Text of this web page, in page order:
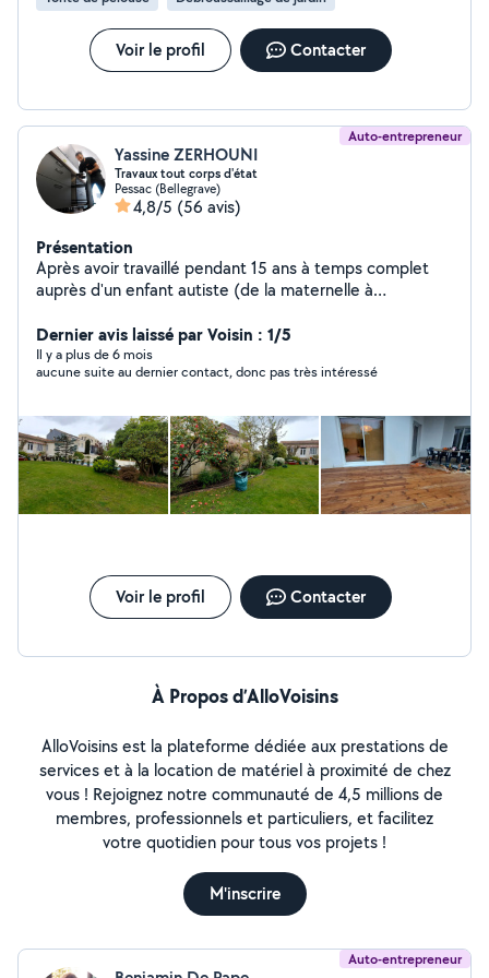
Voir le profil Contacter
Auto-entrepreneur
Yassine ZERHOUNI
Travaux tout corps d'état
Pessac (Bellegrave)
4,8/5 (56 avis)
Présentation
Après avoir travaillé pendant 15 ans à temps complet
auprès d'un enfant autiste (de la maternelle à
passionné, perfectionniste, et sérieux!! Je dispose de
tout les outils nécessaires pour effectuer vos petits et
gros travaux. Je peux aider et partager avec vous mon
Revêtement de sol -Terasses -Pergola -Agencement sur
mesure -Jardinage -Montage de meubles -
Déménagement -Mécanique automobile etc Je reste à
votre disposition pour tout renseignements et/ou
questions Au plaisir d'échanger avec vous
Dernier avis laissé par Voisin : 1/5
Il y a plus de 6 mois
aucune suite au dernier contact, donc pas très intéressé
Voir le profil Contacter
À Propos d’AlloVoisins
AlloVoisins est la plateforme dédiée aux prestations de
services et à la location de matériel à proximité de chez
vous ! Rejoignez notre communauté de 4,5 millions de
membres, professionnels et particuliers, et facilitez
votre quotidien pour tous vos projets !
M'inscrire
Auto-entrepreneur